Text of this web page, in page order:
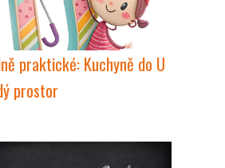
praktické: Kuchyně do U
prostor